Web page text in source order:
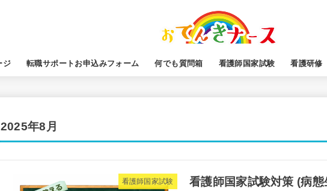
ジ 転職サポートお申込みフォーム 何でも質問箱 看護師国家試験 看護研修
2025年8月
看護師国家試験
看護師国家試験対策 (病